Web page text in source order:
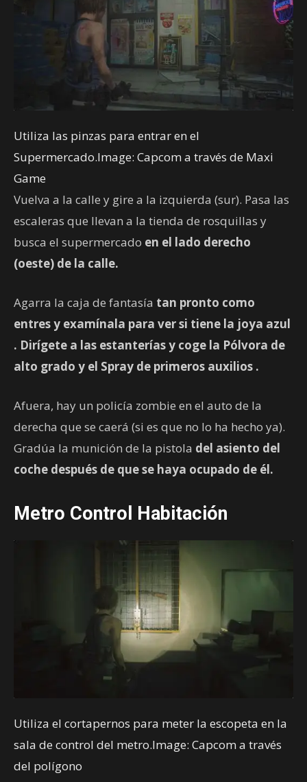
Utiliza las pinzas para entrar en el
Supermercado.Image: Capcom a través de Maxi
Game
Vuelva a la calle y gire a la izquierda (sur). Pasa las
escaleras que llevan a la tienda de rosquillas y
busca el supermercado en el lado derecho
(oeste) de la calle.
Agarra la caja de fantasía tan pronto como
entres y examínala para ver si tiene la joya azul
. Dirígete a las estanterías y coge la Pólvora de
alto grado y el Spray de primeros auxilios .
Afuera, hay un policía zombie en el auto de la
derecha que se caerá (si es que no lo ha hecho ya).
Gradúa la munición de la pistola del asiento del
coche después de que se haya ocupado de él.
Metro Control Habitación
Utiliza el cortapernos para meter la escopeta en la
sala de control del metro.Image: Capcom a través
del polígono